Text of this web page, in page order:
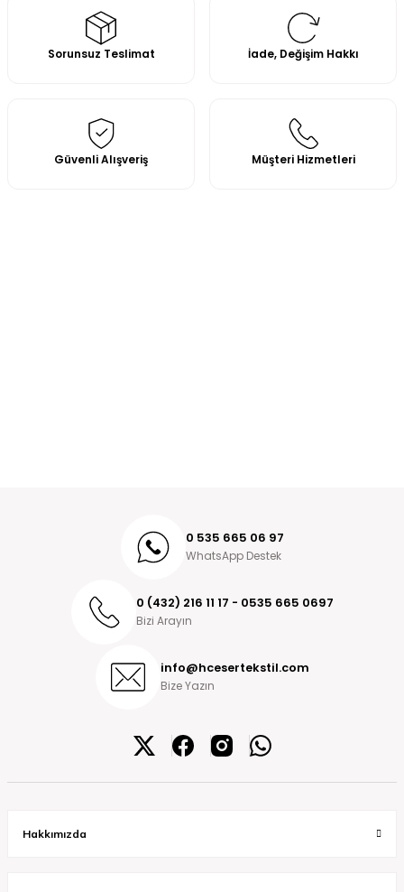
Sorunsuz Teslimat İade, Değişim Hakkı
Güvenli Alışveriş Müşteri Hizmetleri
0 535 665 06 97
WhatsApp Destek
0 (432) 216 11 17 - 0535 665 0697
Bizi Arayın
info@hcesertekstil.com
Bize Yazın
Hakkımızda